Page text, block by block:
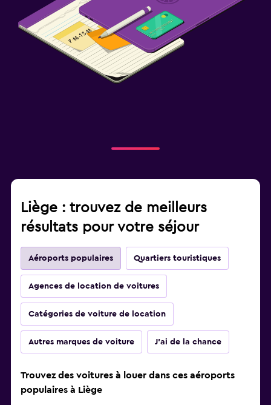
Liège : trouvez de meilleurs
résultats pour votre séjour
Aéroports populaires Quartiers touristiques
Agences de location de voitures
Catégories de voiture de location
Autres marques de voiture J'ai de la chance
Trouvez des voitures à louer dans ces aéroports
populaires à Liège